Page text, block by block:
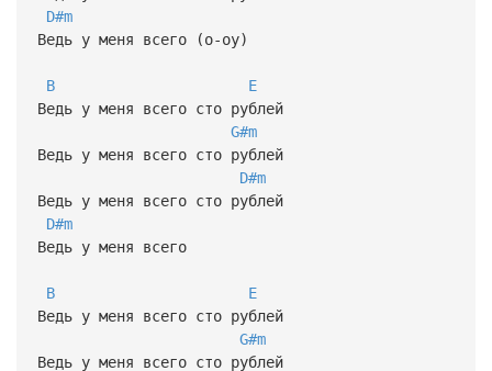
D#m
Ведь у меня всего (о-оу)
B
E
Ведь у меня всего сто рублей
G#m
Ведь у меня всего сто рублей
D#m
Ведь у меня всего сто рублей
D#m
Ведь у меня всего
B
E
Ведь у меня всего сто рублей
G#m
Ведь у меня всего сто рублей